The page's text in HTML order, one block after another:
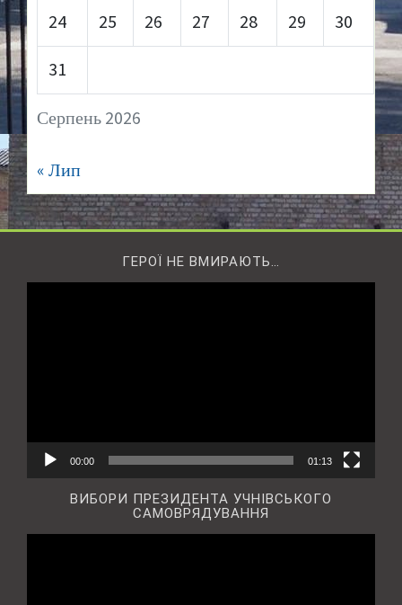
Серпень 2026
24 25 26 27 28 29 30
31
« Лип
ГЕРОЇ НЕ ВМИРАЮТЬ…
00:00 01:13
ВИБОРИ ПРЕЗИДЕНТА УЧНІВСЬКОГО
САМОВРЯДУВАННЯ